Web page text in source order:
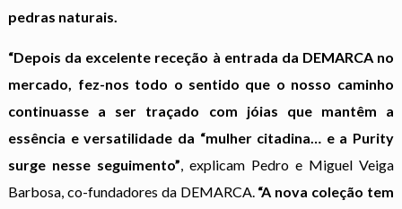
pedras naturais.
“Depois da excelente receção à entrada da DEMARCAno
mercado, fez-nos todo o sentido que o nosso caminho
continuasse a ser traçado com jóias que mantêm a
essência e versatilidade da “mulher citadina… e a Purity
surge nesse seguimento”, explicam Pedro e Miguel Veiga
Barbosa, co-fundadores da DEMARCA. “A nova coleção tem